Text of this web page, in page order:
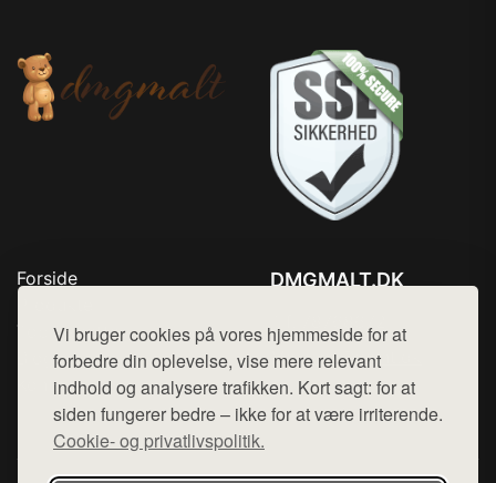
Vi bruger cookies på vores hjemmeside for at
forbedre din oplevelse, vise mere relevant
indhold og analysere trafikken. Kort sagt: for at
siden fungerer bedre – ikke for at være irriterende.
Cookie- og privatlivspolitik.
Forside
Top Rabatter
Blog
Kontakt
DMGMALT.DK
Mail: hej@want.dk
Cookie- og privatlivspolitik